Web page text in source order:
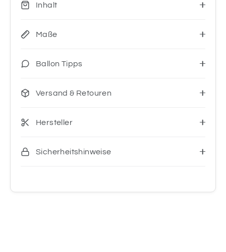
Inhalt
Maße
Ballon Tipps
Versand & Retouren
Hersteller
Sicherheitshinweise